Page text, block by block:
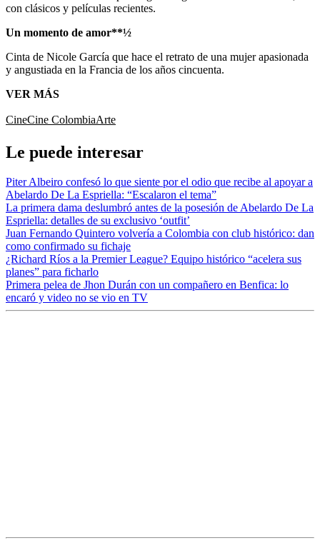
con clásicos y películas recientes.
Un momento de amor**½
Cinta de Nicole García que hace el retrato de una mujer apasionada
y angustiada en la Francia de los años cincuenta.
VER MÁS
CineCine ColombiaArte
Le puede interesar
Piter Albeiro confesó lo que siente por el odio que recibe al apoyar a
Abelardo De La Espriella: “Escalaron el tema”
La primera dama deslumbró antes de la posesión de Abelardo De La
Espriella: detalles de su exclusivo ‘outfit’
Juan Fernando Quintero volvería a Colombia con club histórico: dan
como confirmado su fichaje
¿Richard Ríos a la Premier League? Equipo histórico “acelera sus
planes” para ficharlo
Primera pelea de Jhon Durán con un compañero en Benfica: lo
encaró y video no se vio en TV